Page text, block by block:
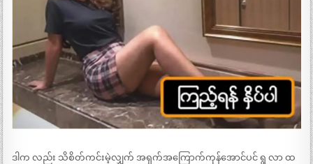
ဒါက လည်း သိစိတ်ကင်းမဲ့လျှက် အရှက်အကြောက်ကုန်အောင်ပင် ရွ လာ ထ